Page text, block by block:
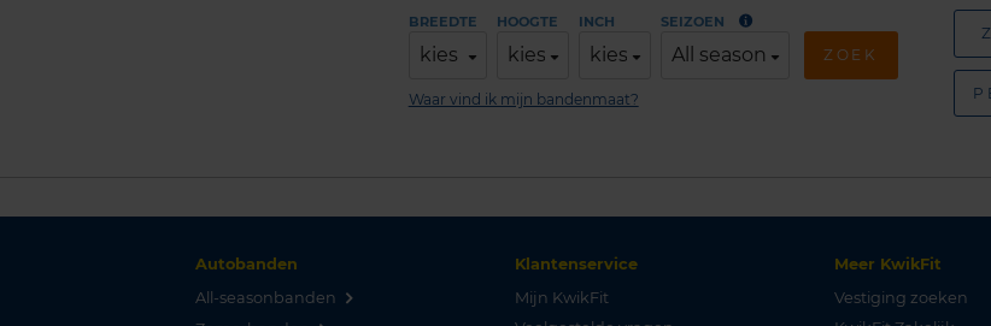
BREEDTE
kies
HOOGTE
kies
INCH
kies
SEIZOEN
All season ZOEK
Waar vind ik mijn bandenmaat?
Autobanden
All-seasonbanden
Klantenservice
Mijn KwikFit
Meer KwikFit
Vestiging zoeken